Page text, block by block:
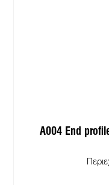
A004 End